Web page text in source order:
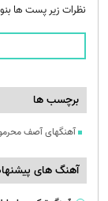
نظرات زیر پست ها
برچسب ها
آهنگهای آصف
آهنگ های